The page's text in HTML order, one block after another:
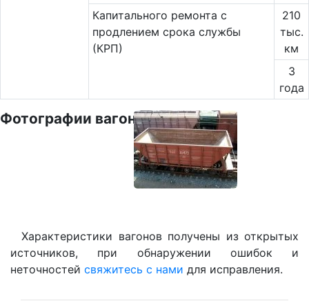
Капитального ремонта с
продлением срока службы
(КРП)
210
тыс.
км
3
года
Фотографии вагона
Характеристики вагонов получены из открытых
источников, при обнаружении ошибок и
неточностей свяжитесь с нами для исправления.